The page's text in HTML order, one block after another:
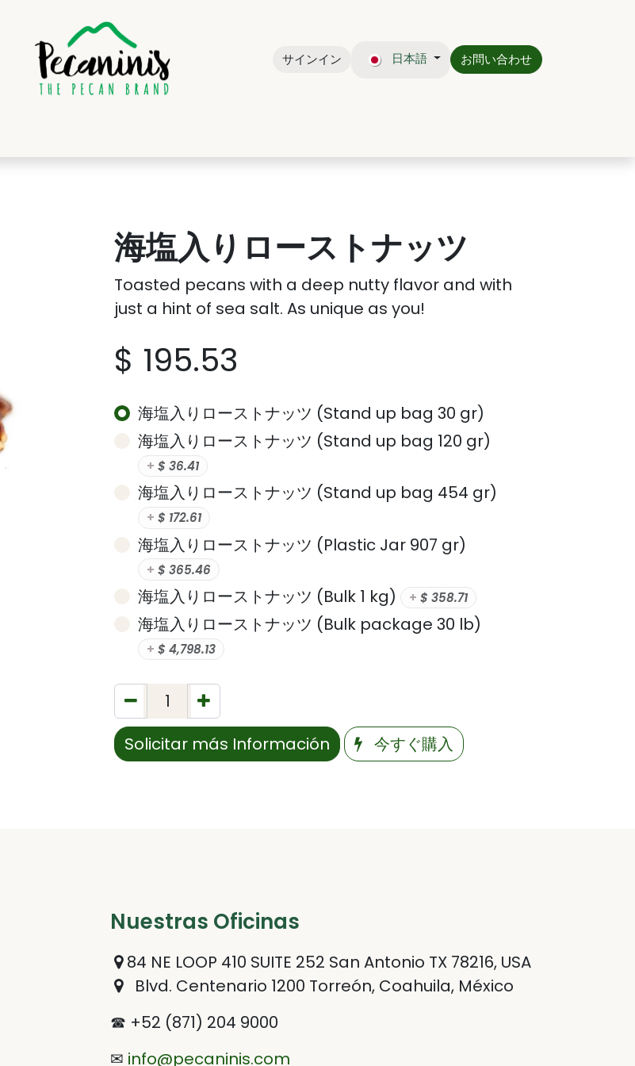
サインイン 日本語 お問い合わせ
海塩入りローストナッツ
Toasted pecans with a deep nutty flavor and with
just a hint of sea salt. As unique as you!
$ 195.53
海塩入りローストナッツ (Stand up bag 30 gr)
海塩入りローストナッツ (Stand up bag 120 gr)
+ $ 36.41
海塩入りローストナッツ (Stand up bag 454 gr)
+ $ 172.61
海塩入りローストナッツ (Plastic Jar 907 gr)
+ $ 365.46
海塩入りローストナッツ (Bulk 1 kg) + $ 358.71
海塩入りローストナッツ (Bulk package 30 lb)
+ $ 4,798.13
Solicitar más Información 今すぐ購入
Nuestras Oficinas
84 NE LOOP 410 SUITE 252 San Antonio TX 78216, USA
Blvd. Centenario 1200 Torreón, Coahuila, México
☎ +52 (871) 204 9000
✉ info@pecaninis.com